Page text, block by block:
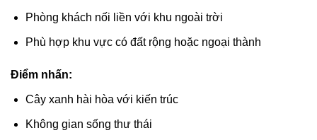
Phòng khách nối liền với khu ngoài trời
Phù hợp khu vực có đất rộng hoặc ngoại thành
Điểm nhấn:
Cây xanh hài hòa với kiến trúc
Không gian sống thư thái